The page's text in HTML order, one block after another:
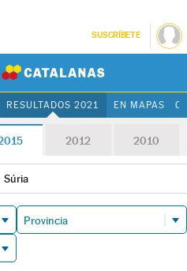
SUSCRÍBETE
RESULTADOS 2021 EN MAPAS
2012 2010
Súria